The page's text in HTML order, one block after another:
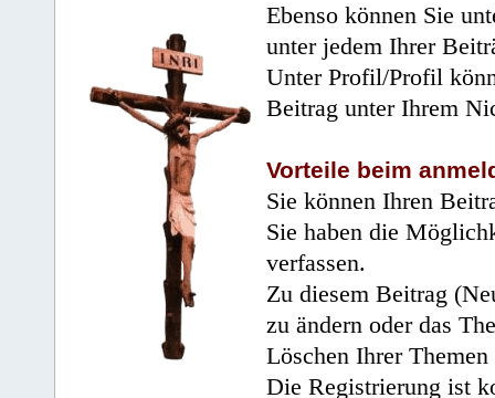
Ebenso können Sie
unter jedem Ihrer
Unter Profil/Profil
Beitrag unter Ihrem
Vorteile beim
Sie können Ihren
Sie haben die
verfassen.
Zu diesem Beitrag
zu ändern oder das
Löschen Ihrer
Die Registrierung ist